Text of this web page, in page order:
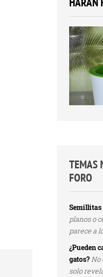
TEMAS
FORO
Semillitas
planos o
parece a
¿Pueden
gatos?No
solo